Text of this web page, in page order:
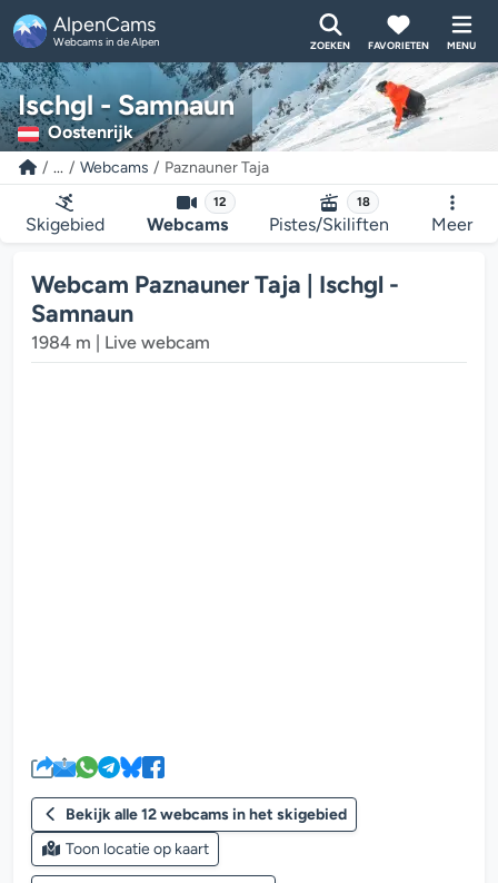
AlpenCams
Webcams in de Alpen ZOEKEN FAVORIETEN MENU
Ischgl - Samnaun
Oostenrijk
... Webcams Paznauner Taja
Skigebied
12
Webcams
18
Pistes/Skiliften Meer
Webcam Paznauner Taja | Ischgl -
Samnaun
1984 m | Live webcam
Bekijk alle 12 webcams in het skigebied
Toon locatie op kaart